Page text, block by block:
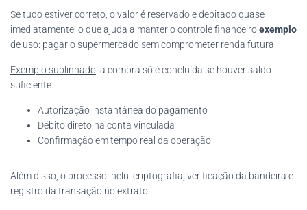
Se tudo estiver correto, o valor é reservado e debitado quase
imediatamente, o que ajuda a manter o controle financeiroexemplo
de uso: pagar o supermercado sem comprometer renda futura.
Exemplo sublinhado: a compra só é concluída se houver saldo
suficiente.
Autorização instantânea do pagamento
Débito direto na conta vinculada
Confirmação em tempo real da operação
Além disso, o processo inclui criptografia, verificação da bandeira e
registro da transação no extrato.